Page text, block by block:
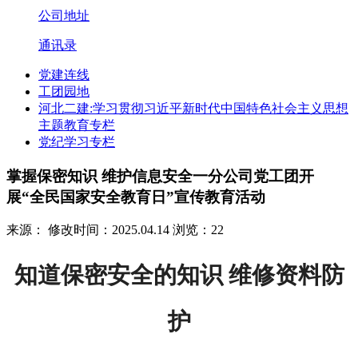
公司地址
通讯录
党建连线
工团园地
河北二建:学习贯彻习近平新时代中国特色社会主义思想
主题教育专栏
党纪学习专栏
掌握保密知识 维护信息安全一分公司党工团开
展“全民国家安全教育日”宣传教育活动
来源： 修改时间：2025.04.14 浏览：22
知道保密安全的知识 维修资料防
护